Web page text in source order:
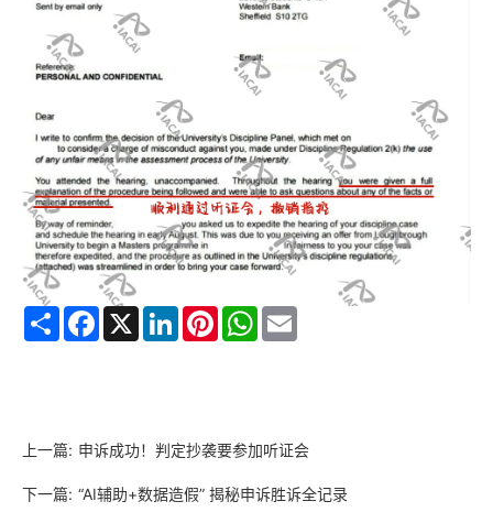
Share Facebook
X LinkedInPinterestWhatsApp
上一篇: 申诉成功！判定抄袭要参加听证会
下一篇: “AI辅助+数据造假” 揭秘申诉胜诉全记录